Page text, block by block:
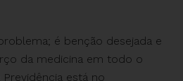
é benção desejada e
da medicina em todo o
está no